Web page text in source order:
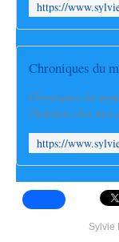
Chroniques du
j'habitais chez mes
Sylvie